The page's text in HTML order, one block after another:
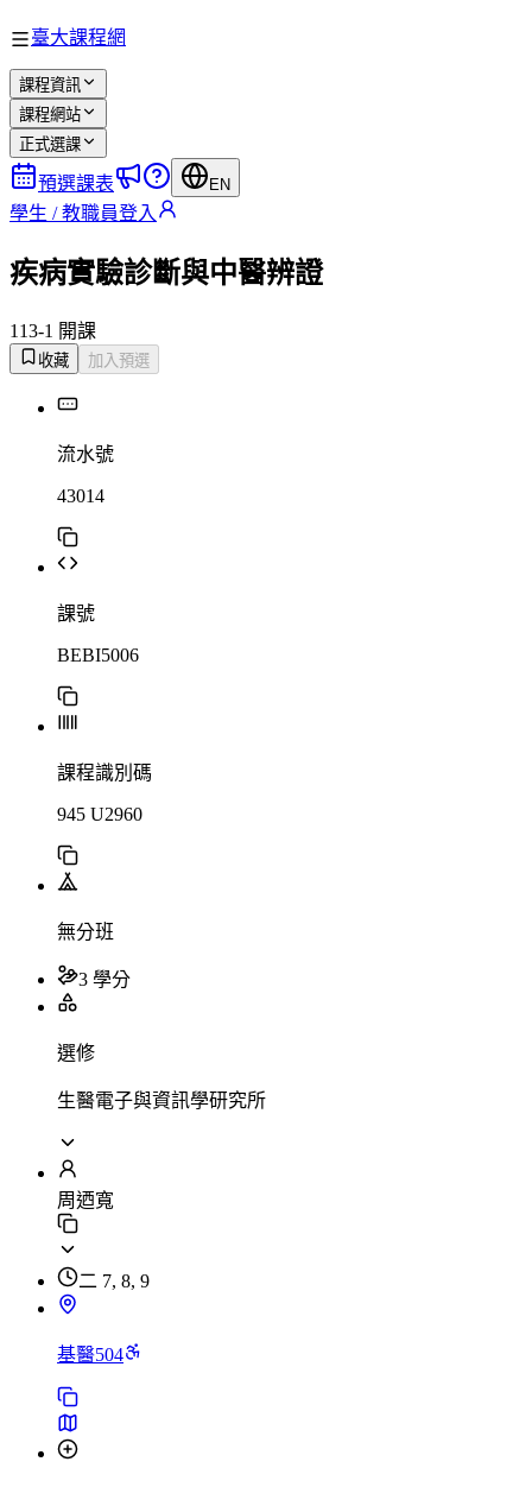
臺大課程網
課程資訊
課程網站
正式選課
預選課表 EN
學生 / 教職員登入
疾病實驗診斷與中醫辨證
113-1 開課
收藏 加入預選
流水號
43014
課號
BEBI5006
課程識別碼
945 U2960
無分班
3 學分
選修
生醫電子與資訊學研究所
周迺寬
二 7, 8, 9
基醫504